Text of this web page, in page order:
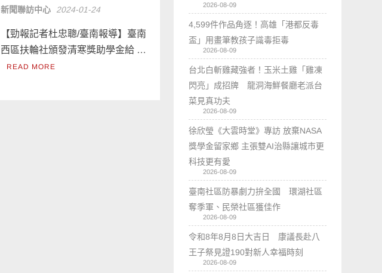
新聞聯訪中心 2024-01-24
【勁報記者杜忠聰/臺南報導】臺南
西區扶輪社頒發清寒獎助學金給 …
READ MORE
2026-08-09
4,599件作品角逐！高雄「港都反毒
盃」用畫筆教孩子識毒拒毒
2026-08-09
台北白斬雞藏強者！玉米土雞「雞凍
閃亮」成招牌 龍洞海鮮餐廳老派台
菜見真功夫
2026-08-09
徐欣瑩《大雲時堂》專訪 放棄NASA
獎學金留家鄉 主張雙AI治縣讓城市更
科技更有愛
2026-08-09
臺南社區防暴劇力拚全國 環湖社區
奪季軍、民榮社區獲佳作
2026-08-09
令和8年8月8日大吉日 康議長赴八
王子祭見證190對新人幸福時刻
2026-08-09